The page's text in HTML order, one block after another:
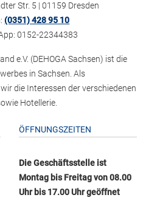
Str. 5 | 01159 Dresden
(0351) 428 95 10
0152-22344383
e.V. (DEHOGA Sachsen) ist die
in Sachsen. Als
die Interessen der verschiedenen
Hotellerie.
ÖFFNUNGSZEITEN
Die Geschäftsstelle ist
Montag bis Freitag von 08.00
Uhr bis 17.00 Uhr geöffnet